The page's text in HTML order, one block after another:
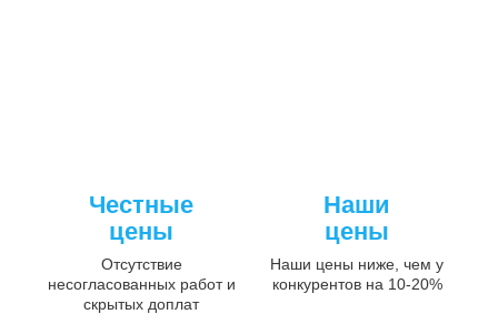
Честные
цены
Отсутствие
несогласованных работ и
скрытых доплат
Наши
цены
Наши цены ниже, чем у
конкурентов на 10-20%